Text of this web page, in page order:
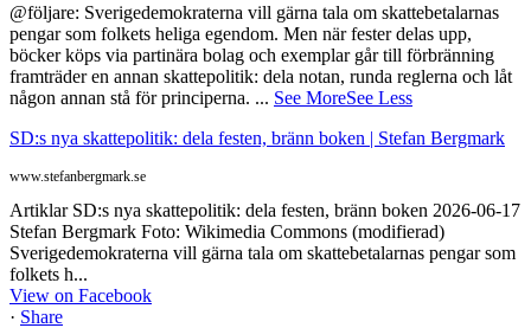
@följare: Sverigedemokraterna vill gärna tala om skattebetalarnas
pengar som folkets heliga egendom. Men när fester delas upp,
böcker köps via partinära bolag och exemplar går till förbränning
framträder en annan skattepolitik: dela notan, runda reglerna och låt
någon annan stå för principerna. ... See MoreSee Less
SD:s nya skattepolitik: dela festen, bränn boken | Stefan Bergmark
www.stefanbergmark.se
Artiklar SD:s nya skattepolitik: dela festen, bränn boken 2026-06-17
Stefan Bergmark Foto: Wikimedia Commons (modifierad)
Sverigedemokraterna vill gärna tala om skattebetalarnas pengar som
folkets h...
View on Facebook
· Share